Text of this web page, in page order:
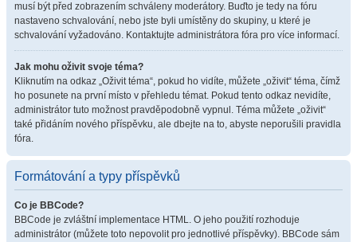
musí být před zobrazením schváleny moderátory. Buďto je tedy na fóru
nastaveno schvalování, nebo jste byli umístěny do skupiny, u které je
schvalování vyžadováno. Kontaktujte administrátora fóra pro více informací.
Jak mohu oživit svoje téma?
Kliknutím na odkaz „Oživit téma“, pokud ho vidíte, můžete „oživit“ téma, čímž
ho posunete na první místo v přehledu témat. Pokud tento odkaz nevidíte,
administrátor tuto možnost pravděpodobně vypnul. Téma můžete „oživit“
také přidáním nového příspěvku, ale dbejte na to, abyste neporušili pravidla
fóra.
Formátování a typy příspěvků
Co je BBCode?
BBCode je zvláštní implementace HTML. O jeho použití rozhoduje
administrátor (můžete toto nepovolit pro jednotlivé příspěvky). BBCode sám